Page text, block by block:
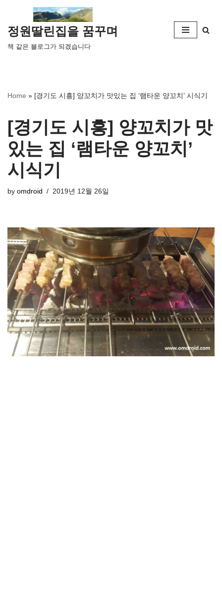
콘
텐
츠
뛰
정원딸린집을 꿈꾸며
책 같은 블로그가 되겠습니다
Home » [경기도 시흥] 양꼬치가 맛있는 집 ‘램타운 양꼬치’ 시식기
[경기도 시흥] 양꼬치가 맛
있는 집 ‘램타운 양꼬치’
시식기
by omdroid 2019년 12월 26일